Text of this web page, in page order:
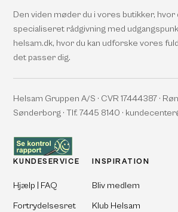
Den viden møder du i vores butikker,
specialiseret rådgivning med
helsam.dk, hvor du kan udforske vores
det passer dig.
Helsam Gruppen A/S · CVR 17444387 ·
Sønderborg · Tlf. 7445 8140 ·
KUNDESERVICE
Hjælp | FAQ
Fortrydelsesret
INSPIRATION
Bliv medlem
Klub Helsam